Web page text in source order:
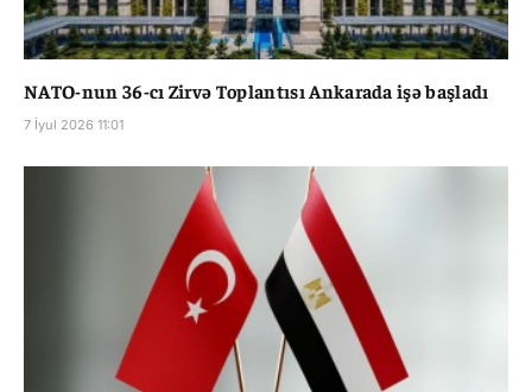
NATO-nun 36-cı Zirvə Toplantısı Ankarada işə başladı
7 İyul 2026 11:01